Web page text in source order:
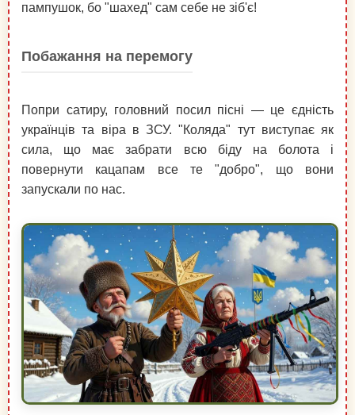
пампушок, бо "шахед" сам себе не зіб'є!
Побажання на перемогу
Попри сатиру, головний посил пісні — це єдність
українців та віра в ЗСУ. "Коляда" тут виступає як
сила, що має забрати всю біду на болота і
повернути кацапам все те "добро", що вони
запускали по нас.